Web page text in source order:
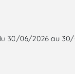
30/06/2026 au